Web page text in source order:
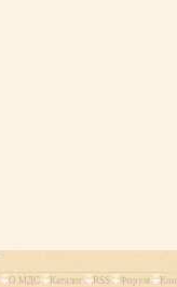
О МДС Каталог RSS Форум